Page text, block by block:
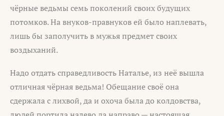
чёрные ведьмы семь поколений своих будущих
потомков. На внуков-правнуков ей было наплевать,
лишь бы заполучить в мужья предмет своих
воздыханий.
Надо отдать справедливость Наталье, из неё вышла
отличная чёрная ведьма! Обещание своё она
сдержала с лихвой, да и охоча была до колдовства,